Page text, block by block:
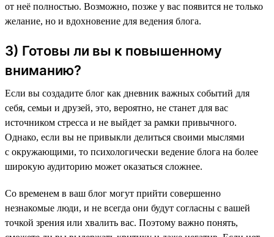
от неё полностью. Возможно, позже у вас появится не только
желание, но и вдохновение для ведения блога.
3) Готовы ли вы к повышенному
вниманию?
Если вы создадите блог как дневник важных событий для
себя, семьи и друзей, это, вероятно, не станет для вас
источником стресса и не выйдет за рамки привычного.
Однако, если вы не привыкли делиться своими мыслями
с окружающими, то психологически ведение блога на более
широкую аудиторию может оказаться сложнее.
Со временем в ваш блог могут прийти совершенно
незнакомые люди, и не всегда они будут согласны с вашей
точкой зрения или хвалить вас. Поэтому важно понять,